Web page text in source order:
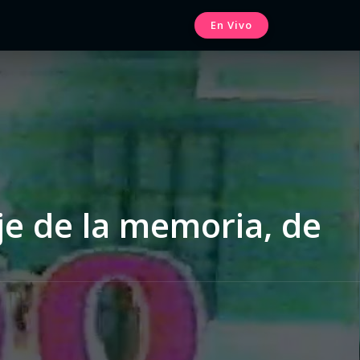
En Vivo
de la memoria, de